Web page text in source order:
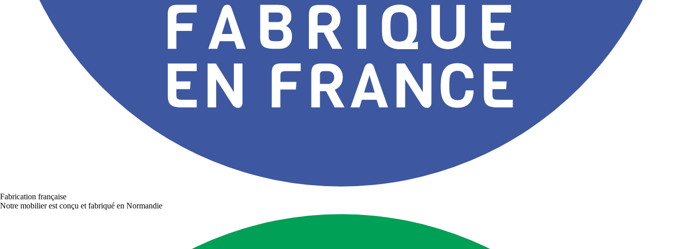
Fabrication française
Notre mobilier est conçu et fabriqué en Normandie